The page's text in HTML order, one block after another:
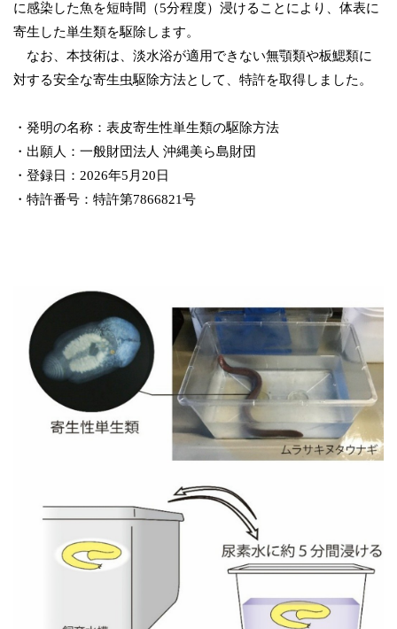
に感染した魚を短時間（5分程度）浸けることにより、体表に
寄生した単生類を駆除します。
なお、本技術は、淡水浴が適用できない無顎類や板鰓類に
対する安全な寄生虫駆除方法として、特許を取得しました。
・発明の名称：表皮寄生性単生類の駆除方法
・出願人：一般財団法人 沖縄美ら島財団
・登録日：2026年5月20日
・特許番号：特許第7866821号